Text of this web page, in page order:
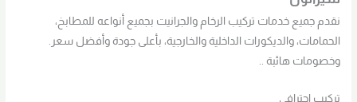
نقدم جميع خدمات تركيب الرخام والجرانيت بجميع أنواعه للمطابخ،
الحمامات، والديكورات الداخلية والخارجية، بأعلى جودة وأفضل سعر.
وخصومات هائبة ..
تركيب احترافي